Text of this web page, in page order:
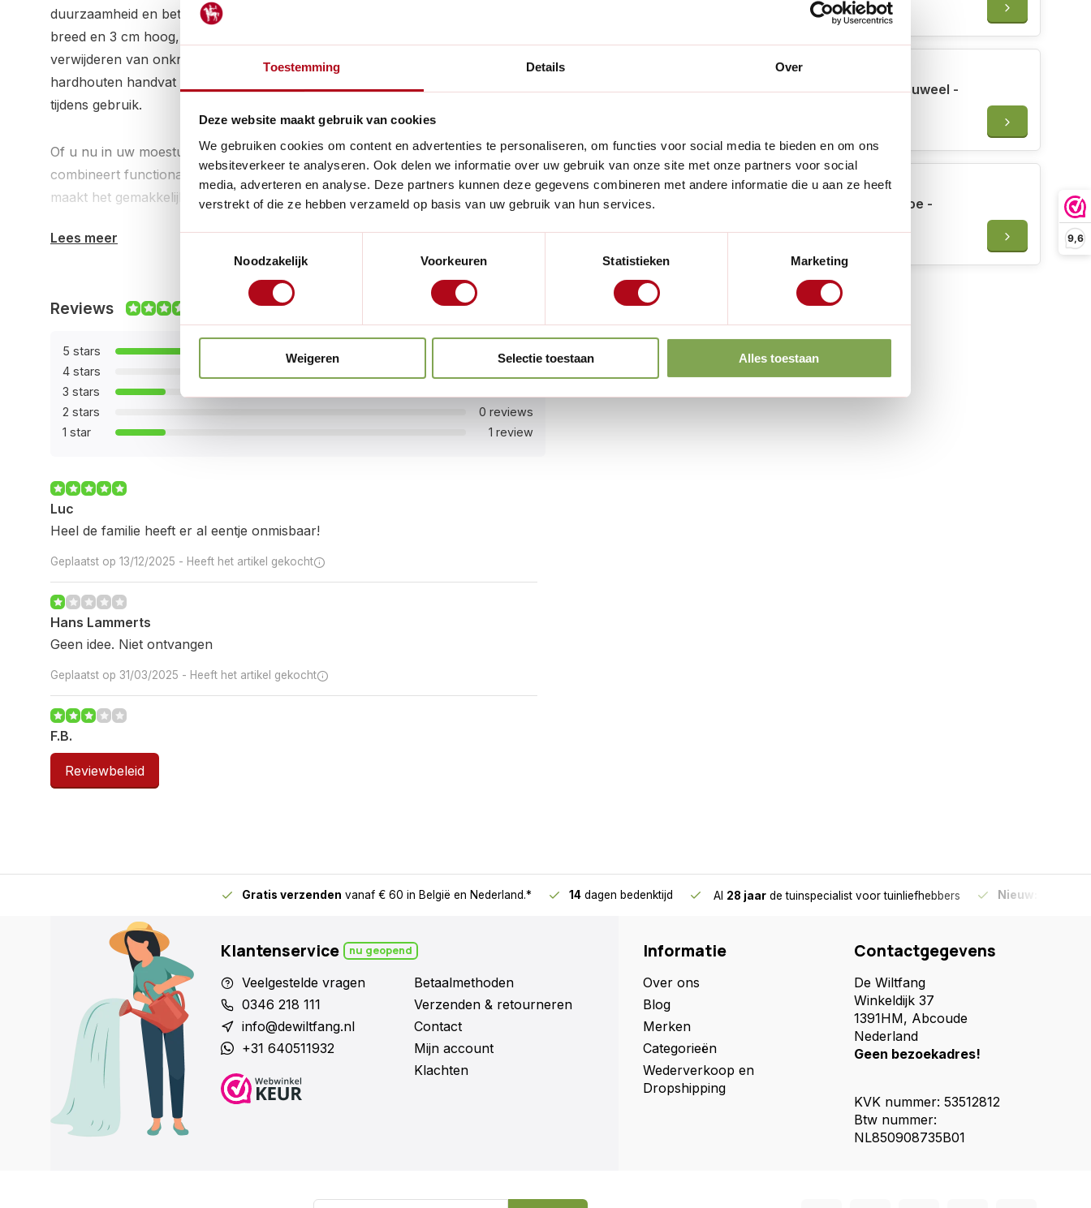
Toestemming Details Over
Deze website maakt gebruik van cookies
We gebruiken cookies om content en advertenties te personaliseren, om functies voor social media te bieden en om ons
websiteverkeer te analyseren. Ook delen we informatie over uw gebruik van onze site met onze partners voor social
media, adverteren en analyse. Deze partners kunnen deze gegevens combineren met andere informatie die u aan ze heeft
verstrekt of die ze hebben verzameld op basis van uw gebruik van hun services.
Noodzakelijk
Voorkeuren Statistieken Marketing
Weigeren Selectie toestaan Alles toestaan
9,6
duurzaamheid en betrouwbaarheid bij elke taak. Met een hoofd van 12 cm
breed en 3 cm hoog, maakt de scherp gesneden vorm van de schrepel het
verwijderen van onkruid een moeiteloze taak. Het FSC-gecertificeerde
hardhouten handvat zorgt voor een comfortabele grip en optimale controle
tijdens gebruik.
Of u nu in uw moestuin werkt of uw bloembedden onderhoudt, deze schrepel
combineert functionaliteit met kwaliteit. Het lichte gewicht van slechts 188 gram
maakt het gemakkelijk te hanteren, zelfs tijdens langere tuinsessies.
Lees meer
Reviews
5 stars
5 reviews
4 stars
3 stars
2 stars
0 reviews
1 star
1 review
Luc
Heel de familie heeft er al eentje onmisbaar!
Geplaatst op 13/12/2025 - Heeft het artikel gekocht
Hans Lammerts
Geen idee. Niet ontvangen
Geplaatst op 31/03/2025 - Heeft het artikel gekocht
F.B.
Ziet er goed uit maar bij gebruik is het toch wel snel bot. Het product komt uit
China!!
Een absolute aanrader. Werkt heel prettig!
Geplaatst op 28/09/2021
De schrepel is een heel fijn stukje handgereedschap Ik zou het niet meer
willen missen.
Geplaatst op 13/05/2020
Rob
Misschien goed om het handvat een kleur te geven. Schrepel uitstekend!
Reviewbeleid
Burgon & Ball RHS Grondhouweel -
Burgon & Ball RHS Dutch Hoe -
Gratis verzenden vanaf € 60 in België en Nederland.* 14 dagen bedenktijd Al 28 jaar de tuinspecialist voor tuinliefhebbers Nieuw:
Klantenservice nu geopend
Veelgestelde vragen
0346 218 111
info@dewiltfang.nl
+31 640511932
Betaalmethoden
Verzenden & retourneren
Contact
Mijn account
Klachten
Informatie
Over ons
Blog
Merken
Categorieën
Wederverkoop en
Dropshipping
Contactgegevens
De Wiltfang
Winkeldijk 37
1391HM, Abcoude
Nederland
Geen bezoekadres!
KVK nummer: 53512812
Btw nummer:
NL850908735B01